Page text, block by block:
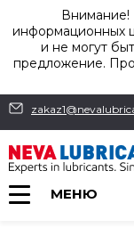
Внимание!
информационных
и не могут
предложение.
МЕНЮ